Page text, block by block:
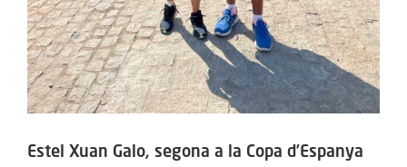
Estel Xuan Galo, segona a la Copa d’Espanya